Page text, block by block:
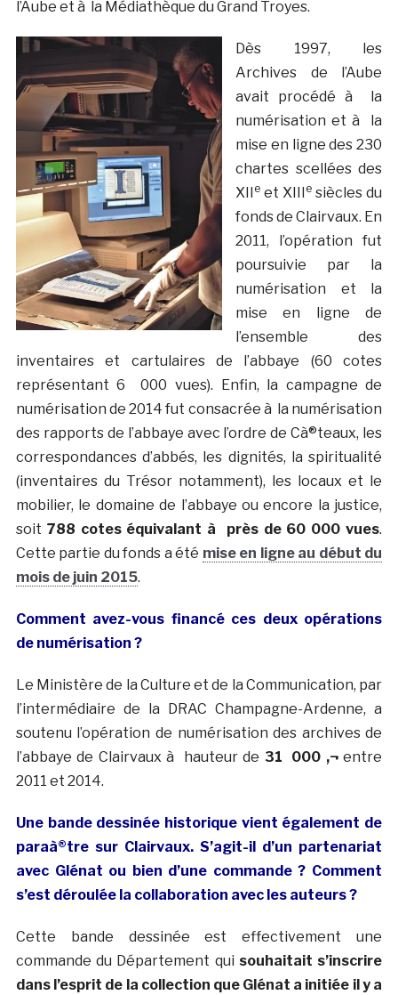
l’Aube et à la Médiathèque du Grand Troyes.
Dès 1997, les
Archives de l’Aube
avait procédé à la
numérisation et à la
mise en ligne des 230
chartes scellées des
XII eet XIII e siècles du
fonds de Clairvaux. En
2011, l’opération fut
poursuivie par la
numérisation et la
mise en ligne de
l’ensemble des
inventaires et cartulaires de l’abbaye (60 cotes
représentant 6 000 vues). Enfin, la campagne de
numérisation de 2014 fut consacrée à la numérisation
des rapports de l’abbaye avec l’ordre de Cà®teaux, les
correspondances d’abbés, les dignités, la spiritualité
(inventaires du Trésor notamment), les locaux et le
mobilier, le domaine de l’abbaye ou encore la justice,
soit 788 cotes équivalant à près de 60 000 vues.
Cette partie du fonds a été mise en ligne au début du
mois de juin 2015.
Comment avez-vous financé ces deux opérations
de numérisation ?
Le Ministère de la Culture et de la Communication, par
l’intermédiaire de la DRAC Champagne-Ardenne, a
soutenu l’opération de numérisation des archives de
l’abbaye de Clairvaux à hauteur de 31 000 ‚¬entre
2011 et 2014.
Une bande dessinée historique vient également de
paraà®tre sur Clairvaux. S’agit-il d’un partenariat
avec Glénat ou bien d’une commande ? Comment
s’est déroulée la collaboration avec les auteurs ?
Cette bande dessinée est effectivement une
commande du Département qui souhaitait s’inscrire
dans l’esprit de la collection que Glénat a initiée il y a